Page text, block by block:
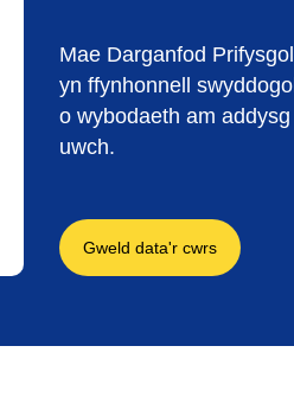
Mae Darganfod Prifysgol
yn ffynhonnell swyddogol
o wybodaeth am addysg
uwch.
Gweld data'r cwrs